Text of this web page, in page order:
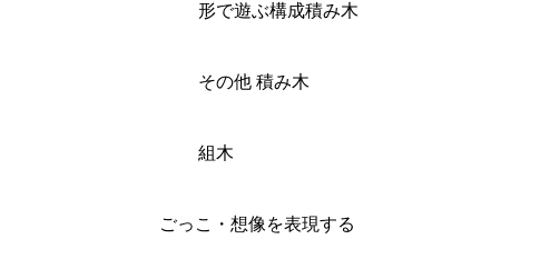
形で遊ぶ構成積み木
その他 積み木
組木
ごっこ・想像を表現する